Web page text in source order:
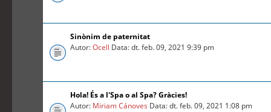
Sinònim de paternitat
Autor:Ocell Data: dt. feb. 09, 2021 9:39 pm
Hola! És a l'Spa o al Spa? Gràcies!
Autor: Miriam Cánoves Data: dt. feb. 09, 2021 1:08 pm